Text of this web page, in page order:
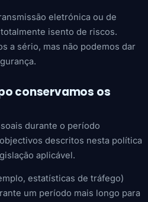
eletrónica ou de
isento de riscos.
a sério, mas não podemos dar
conservamos os
durante o período
descritos nesta política
aplicável.
estatísticas de tráfego)
um período mais longo para